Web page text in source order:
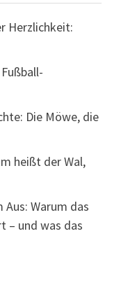
Herzlichkeit:
Die Möwe, die
heißt der Wal,
Aus: Warum das
– und was das